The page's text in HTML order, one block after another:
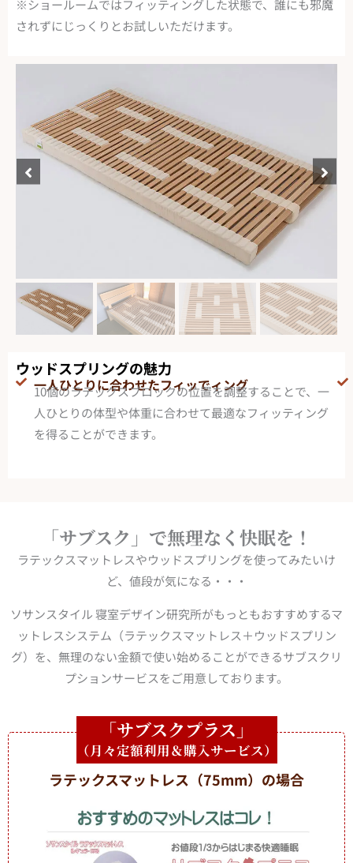
※ショールームではフィッティングした状態で、誰にも邪魔
されずにじっくりとお試しいただけます。
ウッドスプリングの魅力
一人ひとりに合わせたフィッでィング
10個のラテックスブロックの位置を調整することで、一
人ひとりの体型や体重に合わせて最適なフィッティング
を得ることができます。
「サブスク」で無理なく快眠を！
ラテックスマットレスやウッドスプリングを使ってみたいけ
ど、値段が気になる・・・
ソサンスタイル 寝室デザイン研究所がもっともおすすめするマ
ットレスシステム（ラテックスマットレス＋ウッドスプリン
グ）を、無理のない金額で使い始めることができるサブスクリ
プションサービスをご用意しております。
「サブスクプラス」
（月々定額利用＆購入サービス）
ラテックスマットレス（75mm）の場合